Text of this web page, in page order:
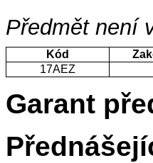
Předmět není
Kód
17AEZ
Garant